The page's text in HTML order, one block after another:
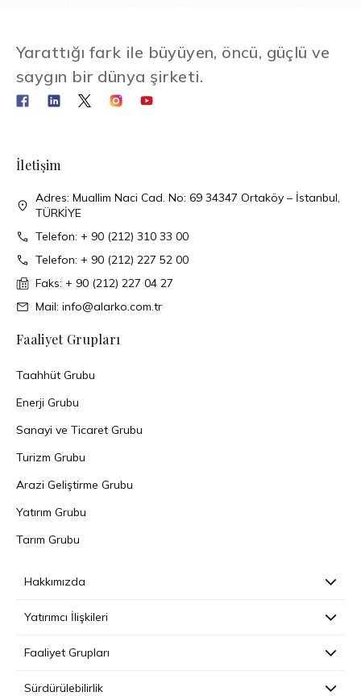
Yarattığı fark ile büyüyen, öncü, güçlü ve
saygın bir dünya şirketi.
İletişim
Adres: Muallim Naci Cad. No: 69 34347 Ortaköy – İstanbul,
TÜRKİYE
Telefon: + 90 (212) 310 33 00
Telefon: + 90 (212) 227 52 00
Faks: + 90 (212) 227 04 27
Mail: info@alarko.com.tr
Faaliyet Grupları
Taahhüt Grubu
Enerji Grubu
Sanayi ve Ticaret Grubu
Turizm Grubu
Arazi Geliştirme Grubu
Yatırım Grubu
Tarım Grubu
Hakkımızda
Yatırımcı İlişkileri
Faaliyet Grupları
Sürdürülebilirlik